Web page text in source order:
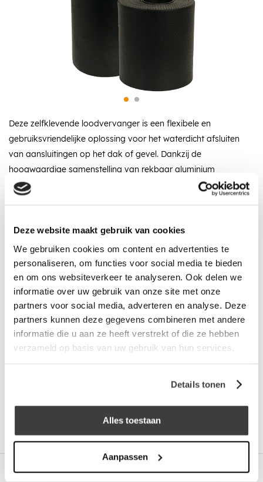
Deze website maakt gebruik van cookies
We gebruiken cookies om content en advertenties te
personaliseren, om functies voor social media te bieden
en om ons websiteverkeer te analyseren. Ook delen we
informatie over uw gebruik van onze site met onze
partners voor social media, adverteren en analyse. Deze
partners kunnen deze gegevens combineren met andere
informatie die u aan ze heeft verstrekt of die ze hebben
verzameld op basis van uw gebruik van hun services.
Details tonen
Alles toestaan
Aanpassen
Deze zelfklevende loodvervanger is een flexibele en
gebruiksvriendelijke oplossing voor het waterdicht afsluiten
van aansluitingen op het dak of gevel. Dankzij de
hoogwaardige samenstelling van rekbaar aluminium
strekmetaal met een beschermende laag rubberpolymeer is
In winkelwagen
Vraag een vrijblijvende offerte aan!
Omschrijving